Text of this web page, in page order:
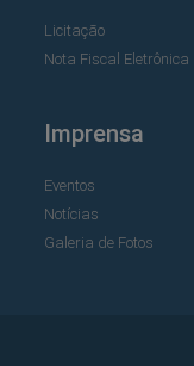
Licitação
Nota Fiscal Eletrônica
Imprensa
Eventos
Notícias
Galeria de Fotos